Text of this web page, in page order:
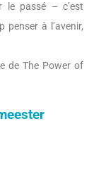
le passé – c’est
à l’avenir,
de The Power of